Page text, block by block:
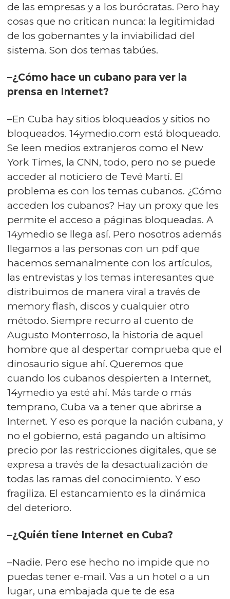
de las empresas y a los burócratas. Pero hay
cosas que no critican nunca: la legitimidad
de los gobernantes y la inviabilidad del
sistema. Son dos temas tabúes.
–¿Cómo hace un cubano para ver la
prensa en Internet?
–En Cuba hay sitios bloqueados y sitios no
bloqueados. 14ymedio.com está bloqueado.
Se leen medios extranjeros como el New
York Times, la CNN, todo, pero no se puede
acceder al noticiero de Tevé Martí. El
problema es con los temas cubanos. ¿Cómo
acceden los cubanos? Hay un proxy que les
permite el acceso a páginas bloqueadas. A
14ymedio se llega así. Pero nosotros además
llegamos a las personas con un pdf que
hacemos semanalmente con los artículos,
las entrevistas y los temas interesantes que
distribuimos de manera viral a través de
memory flash, discos y cualquier otro
método. Siempre recurro al cuento de
Augusto Monterroso, la historia de aquel
hombre que al despertar comprueba que el
dinosaurio sigue ahí. Queremos que
cuando los cubanos despierten a Internet,
14ymedio ya esté ahí. Más tarde o más
temprano, Cuba va a tener que abrirse a
Internet. Y eso es porque la nación cubana, y
no el gobierno, está pagando un altísimo
precio por las restricciones digitales, que se
expresa a través de la desactualización de
todas las ramas del conocimiento. Y eso
fragiliza. El estancamiento es la dinámica
del deterioro.
–¿Quién tiene Internet en Cuba?
–Nadie. Pero ese hecho no impide que no
puedas tener e-mail. Vas a un hotel o a un
lugar, una embajada que te de esa